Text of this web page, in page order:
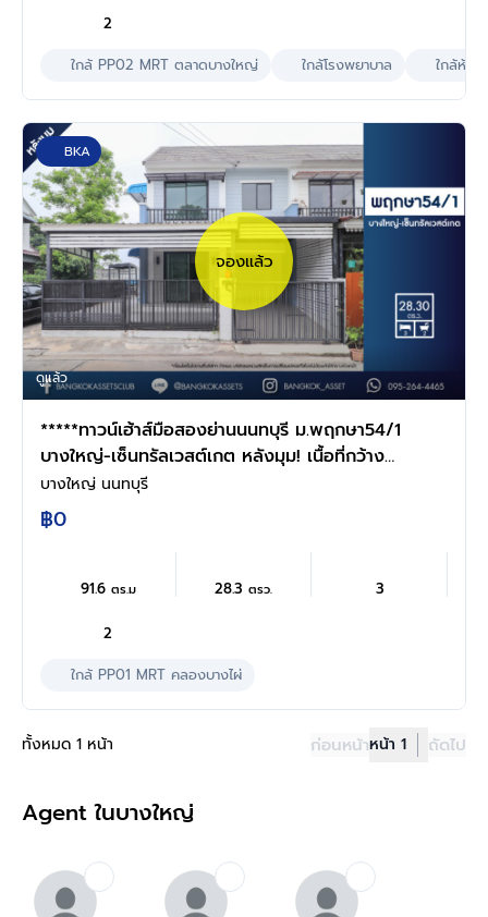
2
ใกล้ PP02 MRT ตลาดบางใหญ่
ใกล้โรงพยาบาล ใกล้ห้าง
BKA
ดูแล้ว
จองแล้ว
*****ทาวน์เฮ้าส์มือสองย่านนนทบุรี ม.พฤกษา54/1
บางใหญ่-เซ็นทรัลเวสต์เกต หลังมุม! เนื้อที่กว้าง
ขวางถึง 28.3 ตร.ว. ฟังก์ชัน 3 ห้องนอน 2
ห้องน้ำ 1 ที่จอดรถ บ้านหันทิศเหนือ บนทำเลแห่ง
การเดินทาง เชื่อมต่อถ.กาญจนาฯ เพียง 20 นาที
ถึงรถไฟฟ้าสายสีม่วง "สถานีคลองบางไผ่"...
บางใหญ่ นนทบุรี
฿0
91.6 ตร.ม 28.3ตรว. 3
2
ใกล้ PP01 MRT คลองบางไผ่
ทั้งหมด 1 หน้า ก่อนหน้าหน้า 1 ถัดไป
Agent ในบางใหญ่